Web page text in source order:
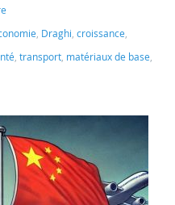
, Draghi, croissance,
, transport, matériaux de base,